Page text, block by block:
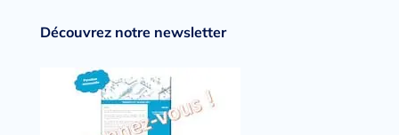
Découvrez notre newsletter